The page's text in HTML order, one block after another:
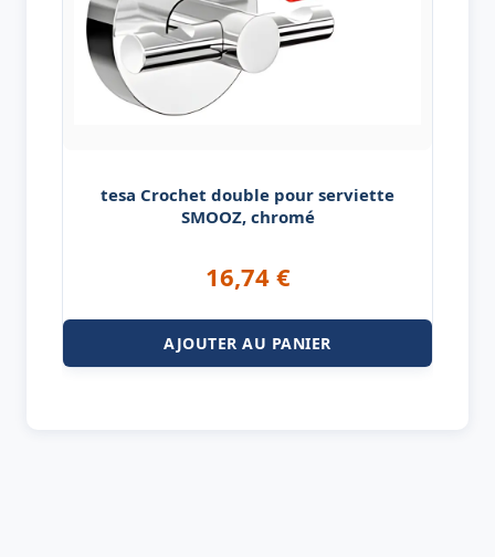
tesa Crochet double pour serviette
SMOOZ, chromé
16,74 €
AJOUTER AU PANIER